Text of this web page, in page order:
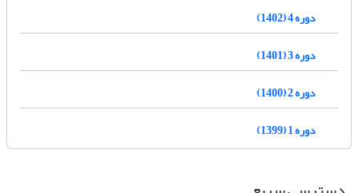
دوره 4 (1402)
دوره 3 (1401)
دوره 2 (1400)
دوره 1 (1399)